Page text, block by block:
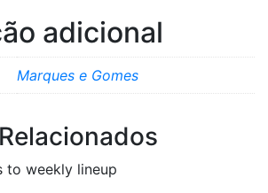
adicional
Marques e Gomes
to weekly lineup